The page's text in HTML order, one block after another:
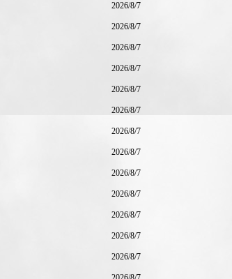
2026/8/7
2026/8/7
2026/8/7
2026/8/7
2026/8/7
2026/8/7
2026/8/7
2026/8/7
2026/8/7
2026/8/7
2026/8/7
2026/8/7
2026/8/7